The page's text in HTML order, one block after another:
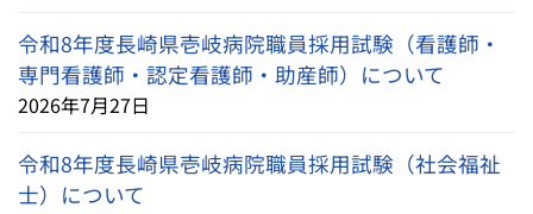
令和8年度長崎県壱岐病院職員採用試験（看護師・
専門看護師・認定看護師・助産師）について
2026年7月27日
令和8年度長崎県壱岐病院職員採用試験（社会福祉
士）について